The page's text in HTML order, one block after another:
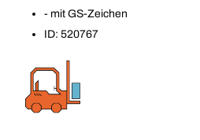
- mit GS-Zeichen
ID: 520767